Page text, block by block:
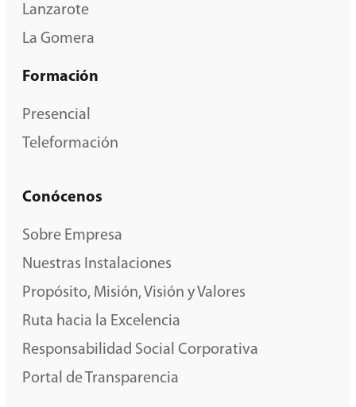
Lanzarote
La Gomera
Formación
Presencial
Teleformación
Conócenos
Sobre Empresa
Nuestras Instalaciones
Propósito, Misión, Visión y Valores
Ruta hacia la Excelencia
Responsabilidad Social Corporativa
Portal de Transparencia